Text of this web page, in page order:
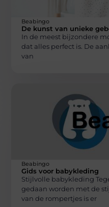
Beabingo
De kunst van unieke
In de meest bijzondere
dat alles perfect is. De
van
Beabingo
Gids voor babykleding
Stijlvolle babykleding
gedaan worden met de
van de rompertjes is er